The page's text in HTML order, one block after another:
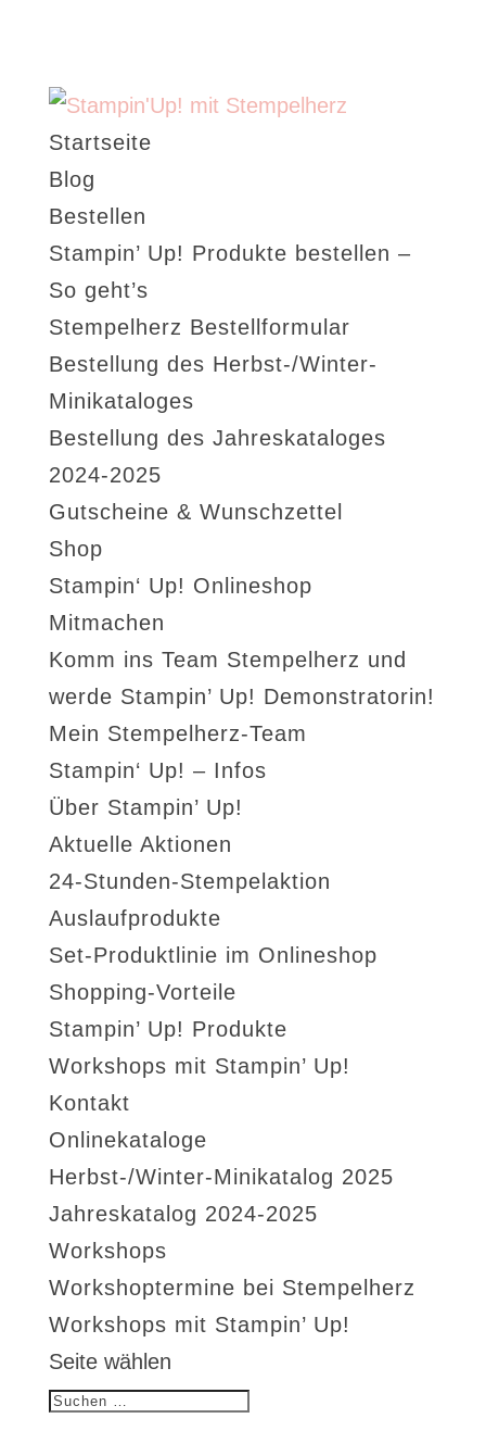
Startseite
Blog
Bestellen
Stampin’ Up! Produkte bestellen –
So geht’s
Stempelherz Bestellformular
Bestellung des Herbst-/Winter-
Minikataloges
Bestellung des Jahreskataloges
2024-2025
Gutscheine & Wunschzettel
Shop
Stampin‘ Up! Onlineshop
Mitmachen
Komm ins Team Stempelherz und
werde Stampin’ Up! Demonstratorin!
Mein Stempelherz-Team
Stampin‘ Up! – Infos
Über Stampin’ Up!
Aktuelle Aktionen
24-Stunden-Stempelaktion
Auslaufprodukte
Set-Produktlinie im Onlineshop
Shopping-Vorteile
Stampin’ Up! Produkte
Workshops mit Stampin’ Up!
Kontakt
Onlinekataloge
Herbst-/Winter-Minikatalog 2025
Jahreskatalog 2024-2025
Workshops
Workshoptermine bei Stempelherz
Workshops mit Stampin’ Up!
Seite wählen